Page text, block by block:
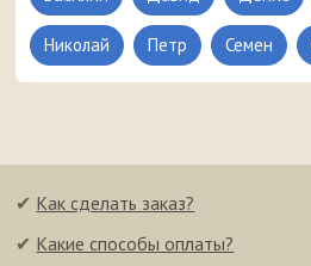
Николай Петр Семен
✔ Как сделать заказ?
✔ Какие способы оплаты?